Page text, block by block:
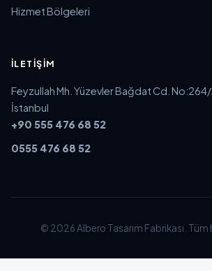
Hizmet Bölgeleri
İLETIŞIM
Feyzullah Mh. Yüzevler Bağdat Cd.
İstanbul
+90 555 476 68 52
0555 476 68 52
© 2026 Albero Tasarım Fabrikası. Tüm